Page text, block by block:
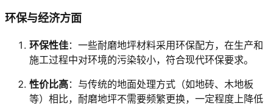
环保与经济方面
环保性佳：一些耐磨地坪材料采用环保配方，在生产和
施工过程中对环境的污染较小，符合现代环保要求。
性价比高：与传统的地面处理方式（如地砖、木地板
等）相比，耐磨地坪不需要频繁更换，一定程度上降低